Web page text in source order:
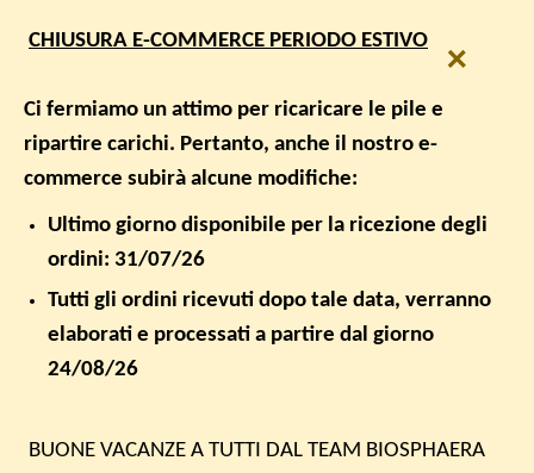
DERMA ESTETICA
×
CHIUSURA E-COMMERCE PERIODO ESTIVO
Ci fermiamo un attimo per ricaricare le pile e
ripartire carichi. Pertanto, anche il nostro e-
commerce subirà alcune modifiche:
Ultimo giorno disponibile per la ricezione degli
ordini: 31/07/26
Tutti gli ordini ricevuti dopo tale data, verranno
elaborati e processati a partire dal giorno
24/08/26
BUONE VACANZE A TUTTI DAL TEAM BIOSPHAERA